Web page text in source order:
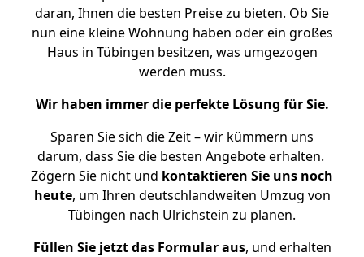
daran, Ihnen die besten Preise zu bieten. Ob Sie
nun eine kleine Wohnung haben oder ein großes
Haus in Tübingen besitzen, was umgezogen
werden muss.
Wir haben immer die perfekte Lösung für Sie.
Sparen Sie sich die Zeit – wir kümmern uns
darum, dass Sie die besten Angebote erhalten.
Zögern Sie nicht und kontaktieren Sie uns noch
heute, um Ihren deutschlandweiten Umzug von
Tübingen nach Ulrichstein zu planen.
Füllen Sie jetzt das Formular aus, und erhalten